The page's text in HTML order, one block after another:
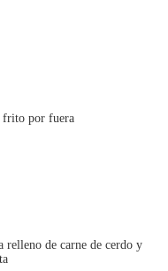
frito por fuera
relleno de carne de cerdo y